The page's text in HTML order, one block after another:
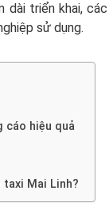
triển khai,
sử dụng.
cáo hiệu quả
taxi Mai Linh?